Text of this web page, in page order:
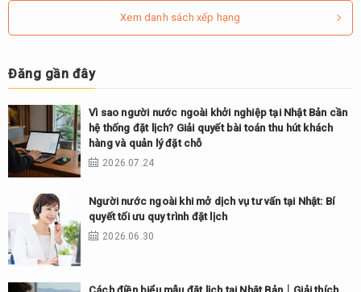
Xem danh sách xếp hạng
Đăng gần đây
Vì sao người nước ngoài khởi nghiệp tại Nhật Bản cần
hệ thống đặt lịch? Giải quyết bài toán thu hút khách
hàng và quản lý đặt chỗ
2026.07.24
Người nước ngoài khi mở dịch vụ tư vấn tại Nhật: Bí
quyết tối ưu quy trình đặt lịch
2026.06.30